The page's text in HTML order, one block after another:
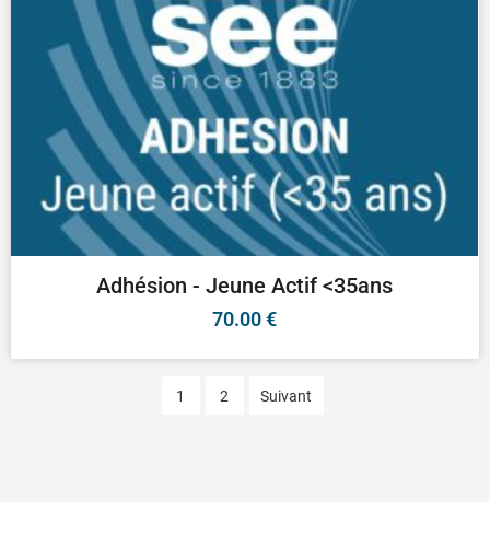
Adhésion - Jeune Actif <35ans
70.00€
1 2 Suivant